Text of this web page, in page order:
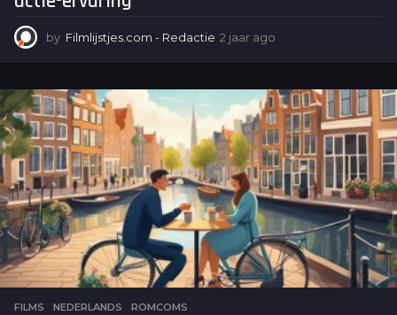
by Filmlijstjes.com - Redactie 2 jaar ago
a
r
a
g
o
FILMS NEDERLANDS ,ROMCOMS